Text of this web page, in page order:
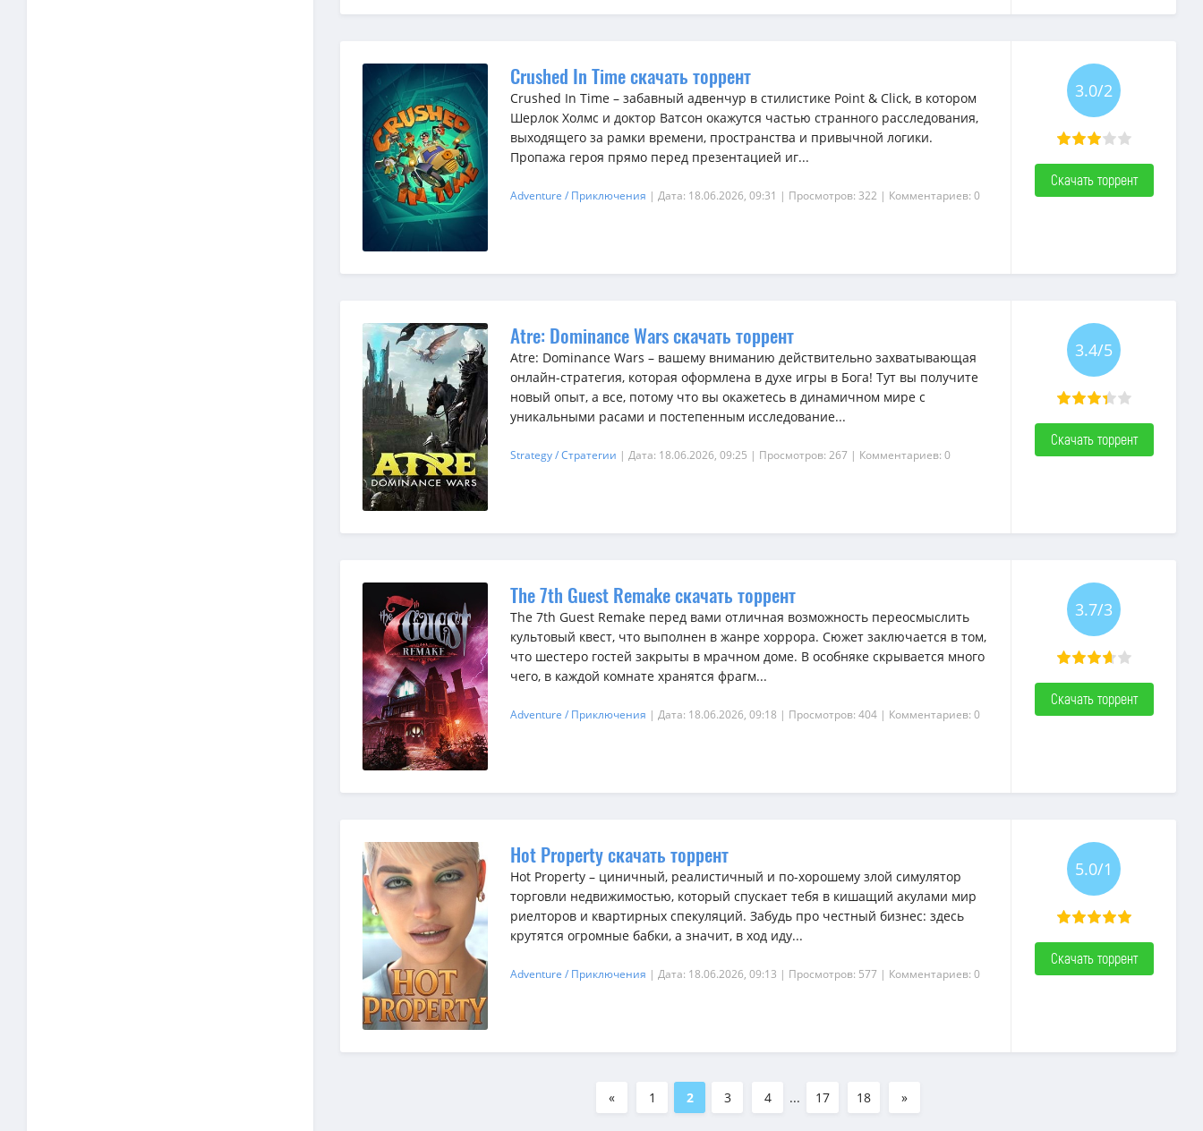
Crushed In Time скачать торрент
Crushed In Time – забавный адвенчур в стилистике Point & Click, в котором
Шерлок Холмс и доктор Ватсон окажутся частью странного расследования,
выходящего за рамки времени, пространства и привычной логики.
Пропажа героя прямо перед презентацией иг...
Adventure / Приключения | Дата: 18.06.2026, 09:31 | Просмотров: 322 | Комментариев: 0
3.0/2
Скачать торрент
Atre: Dominance Wars скачать торрент
Atre: Dominance Wars – вашему вниманию действительно захватывающая
онлайн-стратегия, которая оформлена в духе игры в Бога! Тут вы получите
новый опыт, а все, потому что вы окажетесь в динамичном мире с
уникальными расами и постепенным исследование...
Strategy / Стратегии | Дата: 18.06.2026, 09:25 | Просмотров: 267 | Комментариев: 0
3.4/5
Скачать торрент
The 7th Guest Remake скачать торрент
The 7th Guest Remake перед вами отличная возможность переосмыслить
культовый квест, что выполнен в жанре хоррора. Сюжет заключается в том,
что шестеро гостей закрыты в мрачном доме. В особняке скрывается много
чего, в каждой комнате хранятся фрагм...
Adventure / Приключения | Дата: 18.06.2026, 09:18 | Просмотров: 404 | Комментариев: 0
3.7/3
Скачать торрент
Hot Property скачать торрент
Hot Property – циничный, реалистичный и по-хорошему злой симулятор
торговли недвижимостью, который спускает тебя в кишащий акулами мир
риелторов и квартирных спекуляций. Забудь про честный бизнес: здесь
крутятся огромные бабки, а значит, в ход иду...
Adventure / Приключения | Дата: 18.06.2026, 09:13 | Просмотров: 577 | Комментариев: 0
5.0/1
Скачать торрент
« 1 2 3 4 ... 17 18 »